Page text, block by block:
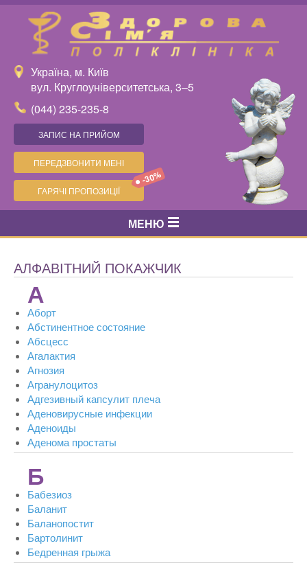
Україна, м. Київ
вул. Круглоуніверситетська, 3–5
(044) 235-235-8
ЗАПИС НА ПРИЙОМ
ПЕРЕДЗВОНИТИ МЕНІ
ГАРЯЧІ ПРОПОЗИЦІЇ
-30%
МЕНЮ
АЛФАВІТНИЙ ПОКАЖЧИК
А
Аборт
Абстинентное состояние
Абсцесс
Агалактия
Агнозия
Агранулоцитоз
Адгезивный капсулит плеча
Аденовирусные инфекции
Аденоиды
Аденома простаты
Б
Бабезиоз
Баланит
Баланопостит
Бартолинит
Бедренная грыжа